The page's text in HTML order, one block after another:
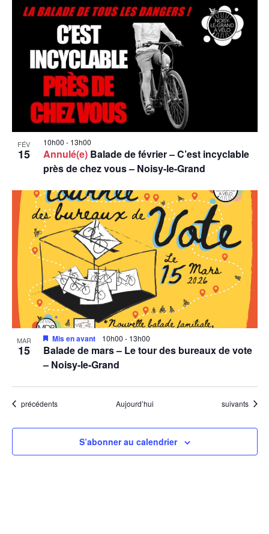
FÉV
15 Annulé(e) Balade de février – C’est incyclable
près de chez vous – Noisy-le-Grand
10h00 - 13h00
MAR
15
Balade de mars – Le tour des bureaux de vote
– Noisy-le-Grand
Mis en avant 10h00 - 13h00
Évènements
précédents Aujourd’hui Évènements
suivants
S’abonner au calendrier